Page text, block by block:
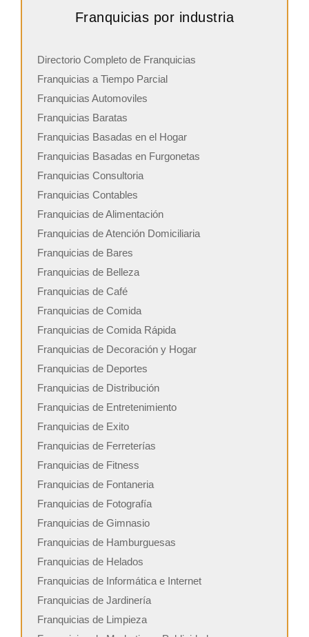
Franquicias por industria
Directorio Completo de Franquicias
Franquicias a Tiempo Parcial
Franquicias Automoviles
Franquicias Baratas
Franquicias Basadas en el Hogar
Franquicias Basadas en Furgonetas
Franquicias Consultoria
Franquicias Contables
Franquicias de Alimentación
Franquicias de Atención Domiciliaria
Franquicias de Bares
Franquicias de Belleza
Franquicias de Café
Franquicias de Comida
Franquicias de Comida Rápida
Franquicias de Decoración y Hogar
Franquicias de Deportes
Franquicias de Distribución
Franquicias de Entretenimiento
Franquicias de Exito
Franquicias de Ferreterías
Franquicias de Fitness
Franquicias de Fontaneria
Franquicias de Fotografía
Franquicias de Gimnasio
Franquicias de Hamburguesas
Franquicias de Helados
Franquicias de Informática e Internet
Franquicias de Jardinería
Franquicias de Limpieza